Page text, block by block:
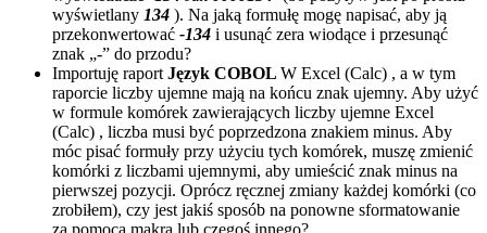
wyświetlany 134 ). Na jaką formułę mogę napisać, aby ją
przekonwertować -134 i usunąć zera wiodące i przesunąć
znak „-” do przodu?
Importuję raport Język COBOL W Excel (Calc) , a w tym
raporcie liczby ujemne mają na końcu znak ujemny. Aby użyć
w formule komórek zawierających liczby ujemne Excel
(Calc) , liczba musi być poprzedzona znakiem minus. Aby
móc pisać formuły przy użyciu tych komórek, muszę zmienić
komórki z liczbami ujemnymi, aby umieścić znak minus na
pierwszej pozycji. Oprócz ręcznej zmiany każdej komórki (co
zrobiłem), czy jest jakiś sposób na ponowne sformatowanie